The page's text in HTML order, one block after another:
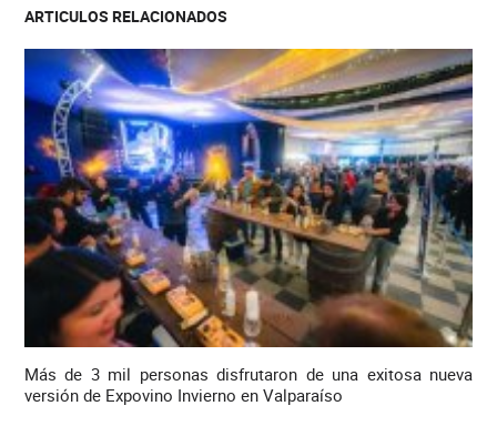
ARTICULOS RELACIONADOS
Más de 3 mil personas disfrutaron de una exitosa nueva
versión de Expovino Invierno en Valparaíso